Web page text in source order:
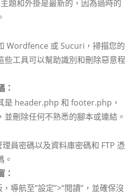
題和外掛是最新的，因為過時的
Wordfence 或 Sucuri，掃描您的
些工具可以幫助識別和刪除惡意程
：
是 header.php 和 footer.php，
刪除任何不熟悉的腳本或連結。
員密碼以及資料庫密碼和 FTP 憑
。
：
導航至“設定”>“閱讀”，並確保沒